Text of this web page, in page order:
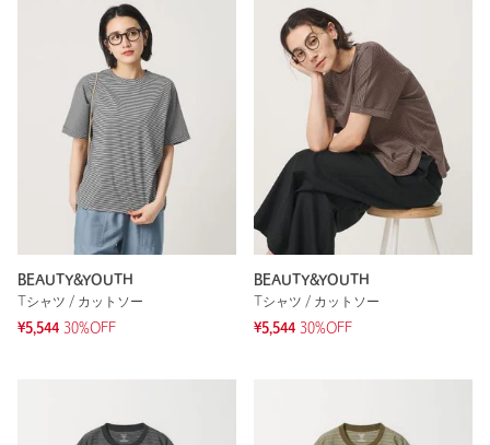
BEAUTY&YOUTH
Tシャツ / カットソー
¥5,544 30%OFF
BEAUTY&YOUTH
Tシャツ / カットソー
¥5,544 30%OFF